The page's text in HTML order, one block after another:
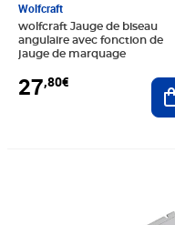
Wolfcraft
wolfcraft Jauge de biseau
angulaire avec fonction de
jauge de marquage
27,80€